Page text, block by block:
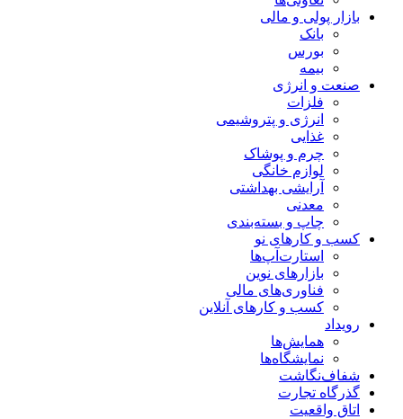
بازار پولی و مالی
بانک
بورس
بیمه
صنعت و انرژی
فلزات
انرژی و پتروشیمی
غذایی
چرم و پوشاک
لوازم خانگی
آرایشی بهداشتی
معدنی
چاپ و بسته‌بندی
کسب و کارهای نو
استارت‌آپ‌ها
بازارهای نوین
فناوری‌های مالی
کسب و کارهای آنلاین
رویداد
همایش‌ها
نمایشگاه‌ها
شفاف‌نگاشت
گذرگاه تجارت
اتاق واقعیت